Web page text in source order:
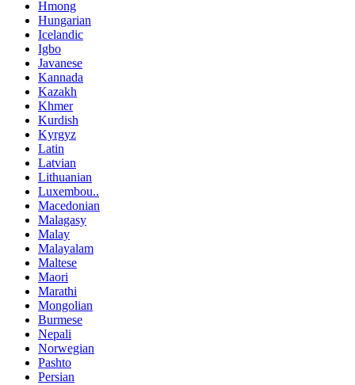
Hmong
Hungarian
Icelandic
Igbo
Javanese
Kannada
Kazakh
Khmer
Kurdish
Kyrgyz
Latin
Latvian
Lithuanian
Luxembou..
Macedonian
Malagasy
Malay
Malayalam
Maltese
Maori
Marathi
Mongolian
Burmese
Nepali
Norwegian
Pashto
Persian